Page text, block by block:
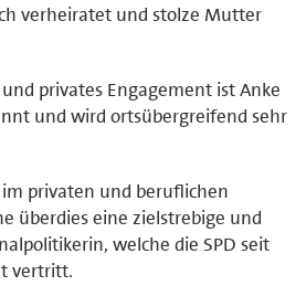
verheiratet und stolze Mutter
privates Engagement ist Anke
und wird ortsübergreifend sehr
privaten und beruflichen
überdies eine zielstrebige und
welche die SPD seit
vertritt.